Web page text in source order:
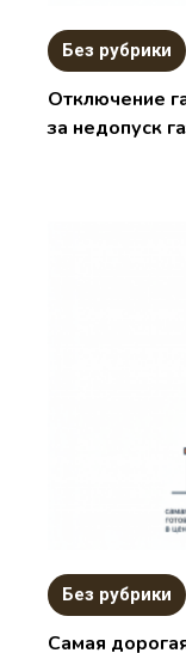
Без рубрики
Отключение
за недопуск
Без рубрики
Самая